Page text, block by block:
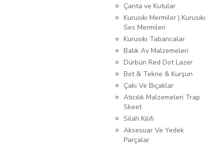
Çanta ve Kutular
Kurusıkı Mermiler | Kurusıkı
Ses Mermileri
Kurusıkı Tabancalar
Balık Av Malzemeleri
Dürbün Red Dot Lazer
Bot & Tekne & Kurşun
Çakı Ve Bıçaklar
Atıcılık Malzemeleri Trap
Skeet
Silah Kılıfı
Aksesuar Ve Yedek
Parçalar